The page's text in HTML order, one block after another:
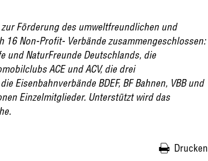
Förderung des umweltfreundlichen und
Non-Profit- Verbände zusammengeschlossen:
und NaturFreunde Deutschlands, die
ACE und ACV, die drei
Eisenbahnverbände BDEF, BF Bahnen, VBB und
Einzelmitglieder. Unterstützt wird das
Drucken